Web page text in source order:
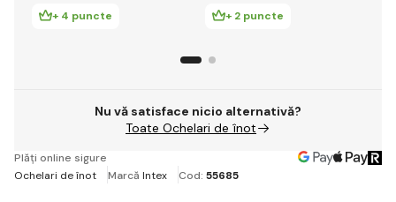
+ 4 puncte + 2 puncte
Nu vă satisface nicio alternativă?
Toate Ochelari de înot
Plăți online sigure
Ochelari de înot
Marcă Intex Cod: 55685